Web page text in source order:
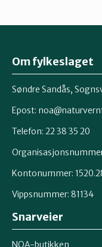
Om fylkeslaget
Søndre Sandås,
Epost:
Telefon: 22 38 35 20
Kontonummer:
Vippsnummer: 81134
Snarveier
NOA-butikken